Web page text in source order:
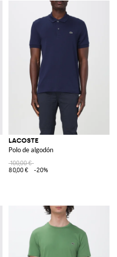
LACOSTE
Polo de algodón
100,00 €
80,00 €
-20%